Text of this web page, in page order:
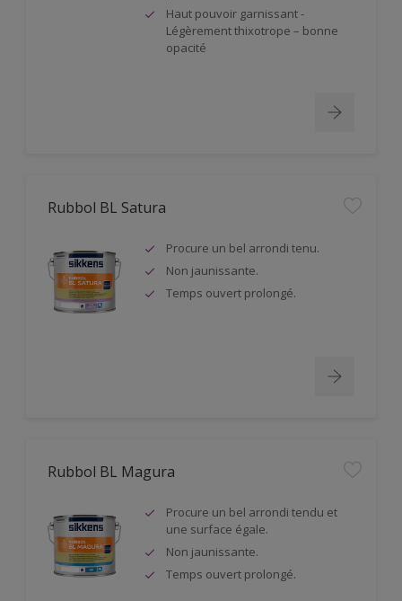
Haut pouvoir garnissant -
Légèrement thixotrope – bonne
opacité
Rubbol BL Satura
Procure un bel arrondi tenu.
Non jaunissante.
Temps ouvert prolongé.
Rubbol BL Magura
Procure un bel arrondi tendu et
une surface égale.
Non jaunissante.
Temps ouvert prolongé.